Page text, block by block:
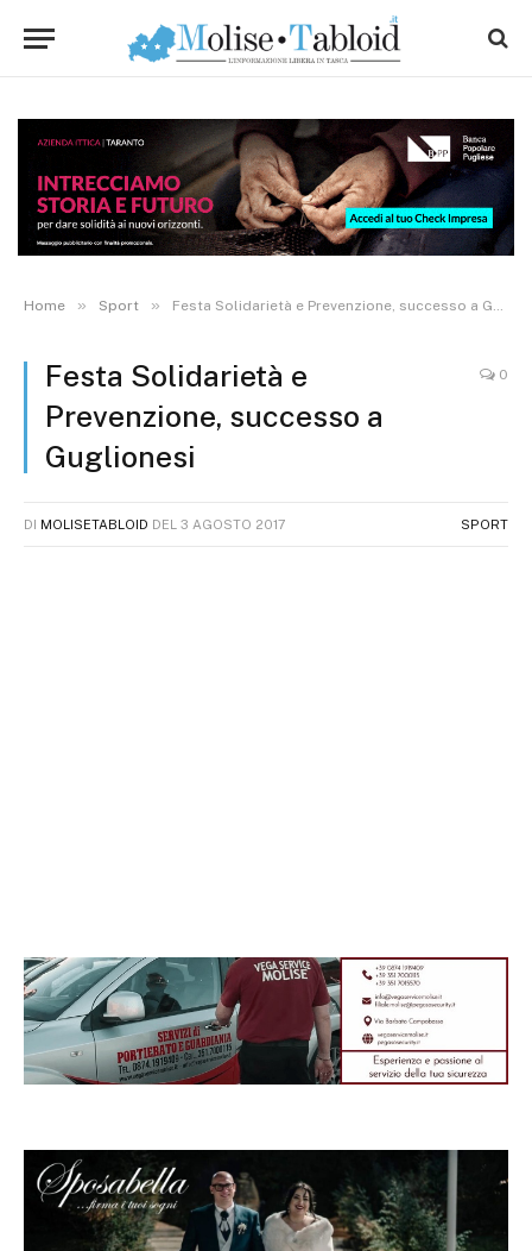
Home » Sport » Festa Solidarietà e Prevenzione, successo a Guglionesi
Festa Solidarietà e
Prevenzione, successo a
Guglionesi
0
DI MOLISETABLOID DEL 3 AGOSTO 2017 SPORT